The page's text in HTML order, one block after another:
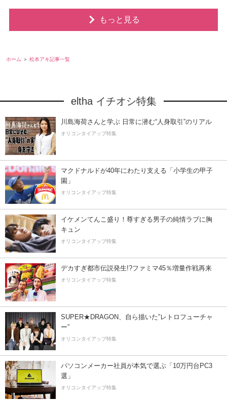
もっと見る
ホーム 松本アキ記事一覧
eltha イチオシ特集
川島海荷さんと学ぶ 日常に潜む“人身取引”のリアル
オリコンタイアップ特集
マクドナルドが40年にわたり支える「小学生の甲子
園」
オリコンタイアップ特集
イケメンてんこ盛り！尊すぎる男子の純情ラブに胸
キュン
オリコンタイアップ特集
デカすぎ都市伝説発生!?ファミマ45％増量作戦再来
オリコンタイアップ特集
SUPER★DRAGON、自ら描いた”レトロフューチャ
ー”
オリコンタイアップ特集
パソコンメーカー社員が本気で選ぶ「10万円台PC3
選」
オリコンタイアップ特集